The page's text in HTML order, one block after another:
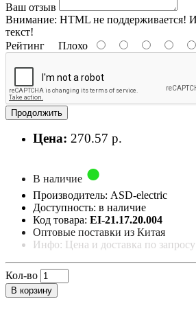
Ваш отзыв
Внимание: HTML не поддерживается!
текст!
Рейтинг Плохо
Продолжить
Цена: 270.57 р.
В наличие
Производитель: ASD-electric
Доступность: в наличие
Код товара: EI-21.17.20.004
Оптовые поставки из Китая
Инфо: Цена и доставка по запросу
Кол-во
В корзину